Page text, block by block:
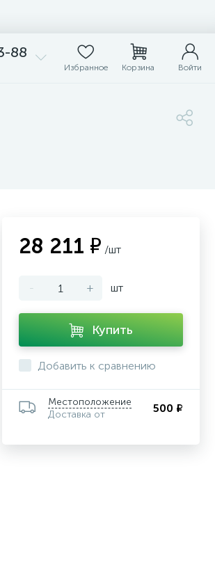
88
Избранное Корзина Войти
28 211 ₽ /шт
- + шт
Купить
Добавить к сравнению
Местоположение
Доставка от
500 ₽